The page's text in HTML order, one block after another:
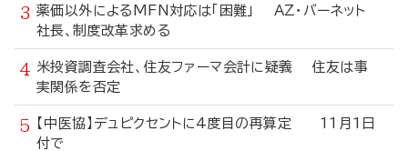
薬価以外によるMFN対応は「困難」 AZ・バーネット
社長、制度改革求める
米投資調査会社、住友ファーマ会計に疑義 住友は事
実関係を否定
【中医協】デュピクセントに4度目の再算定 11月1日
付で